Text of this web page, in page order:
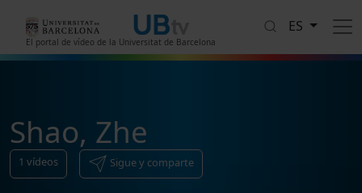
El portal de vídeo de la Universitat de Barcelona
ES
Shao, Zhe
1 vídeos Sigue y comparte